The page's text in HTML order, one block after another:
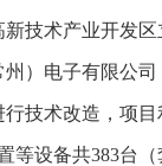
技术产业开发区
）电子有限公司
技术改造，项
等设备共383台